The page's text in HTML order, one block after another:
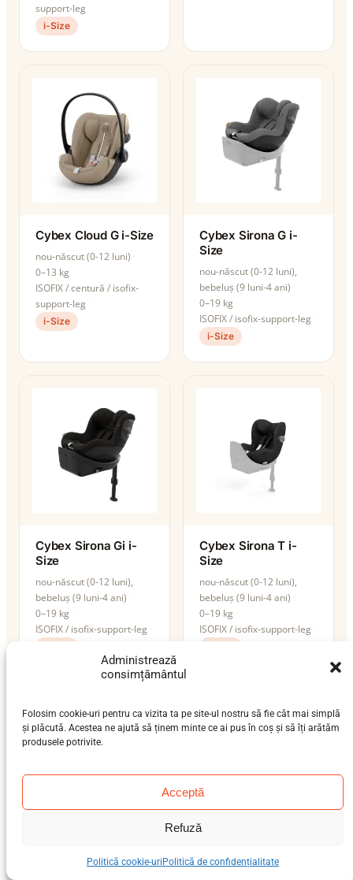
Administrează
consimțământul
Folosim cookie-uri pentru ca vizita ta pe site-ul nostru să fie cât mai simplă
și plăcută. Acestea ne ajută să ținem minte ce ai pus în coș și să îți arătăm
produsele potrivite.
Acceptă
Refuză
Politică cookie-uri Politică de confidențialitate
support-leg
i-Size
Cybex Cloud G i-Size
nou-născut (0-12 luni)
0–13 kg
ISOFIX / centură / isofix-
support-leg
i-Size
Cybex Sirona G i-
Size
nou-născut (0-12 luni),
bebeluș (9 luni-4 ani)
0–19 kg
ISOFIX / isofix-support-leg
i-Size
Cybex Sirona Gi i-
Size
nou-născut (0-12 luni),
bebeluș (9 luni-4 ani)
0–19 kg
ISOFIX / isofix-support-leg
Cybex Sirona T i-
Size
nou-născut (0-12 luni),
bebeluș (9 luni-4 ani)
0–19 kg
ISOFIX / isofix-support-leg
Cybex Solution G2
Cybex Solution T i-
Fix